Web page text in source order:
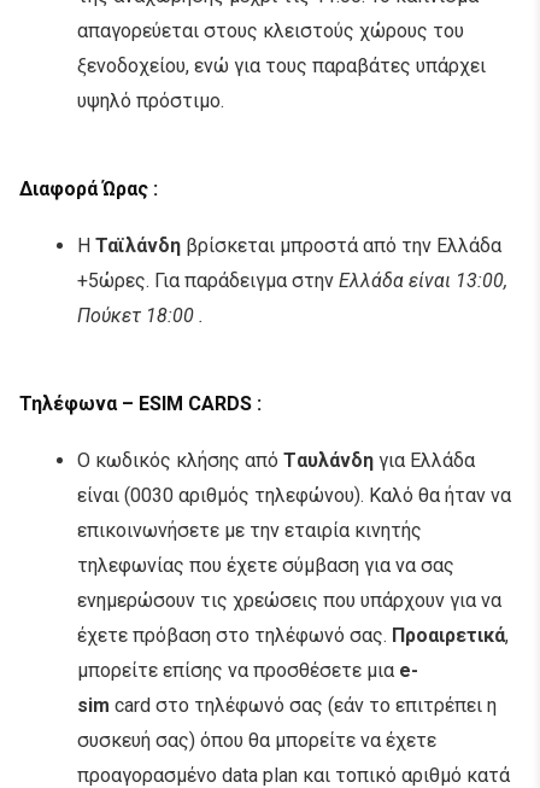
απαγορεύεται στους κλειστούς χώρους του
ξενοδοχείου, ενώ για τους παραβάτες υπάρχει
υψηλό πρόστιμο.
Διαφορά Ώρας :
Η Ταϊλάνδη βρίσκεται μπροστά από την Ελλάδα
+5ώρες. Για παράδειγμα στην Ελλάδα είναι 13:00,
Πούκετ 18:00 .
Τηλέφωνα – ESIM CARDS :
Ο κωδικός κλήσης από Tαυλάνδη για Ελλάδα
είναι (0030 αριθμός τηλεφώνου). Καλό θα ήταν να
επικοινωνήσετε με την εταιρία κινητής
τηλεφωνίας που έχετε σύμβαση για να σας
ενημερώσουν τις χρεώσεις που υπάρχουν για να
έχετε πρόβαση στο τηλέφωνό σας. Προαιρετικά,
μπορείτε επίσης να προσθέσετε μια e-
sim card στο τηλέφωνό σας (εάν το επιτρέπει η
συσκευή σας) όπου θα μπορείτε να έχετε
προαγορασμένο data plan και τοπικό αριθμό κατά